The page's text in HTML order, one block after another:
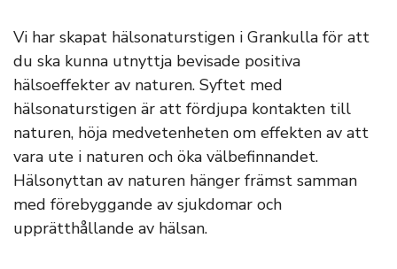
Vi har skapat hälsonaturstigen i Grankulla för att
du ska kunna utnyttja bevisade positiva
hälsoeffekter av naturen. Syftet med
hälsonaturstigen är att fördjupa kontakten till
naturen, höja medvetenheten om effekten av att
vara ute i naturen och öka välbefinnandet.
Hälsonyttan av naturen hänger främst samman
med förebyggande av sjukdomar och
upprätthållande av hälsan.